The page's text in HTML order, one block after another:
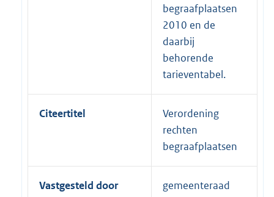
begraafplaatsen
2010 en de
daarbij
behorende
tarieventabel.
Citeertitel
Verordening
rechten
begraafplaatsen
Vastgesteld door gemeenteraad